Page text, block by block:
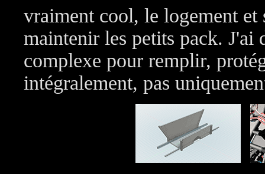
vraiment cool, le logement et
maintenir les petits pack. J'ai
complexe pour remplir,
intégralement, pas